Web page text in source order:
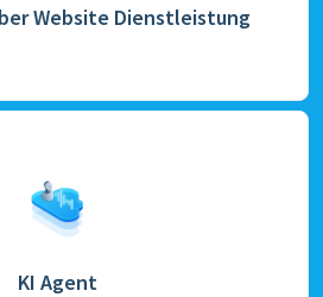
Website Dienstleistung
KI Agent